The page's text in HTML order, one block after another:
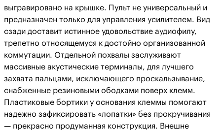
выгравировано на крышке. Пульт не универсальный и
предназначен только для управления усилителем. Вид
сзади доставит истинное удовольствие аудиофилу,
трепетно относящемуся к достойно организованной
коммутации. Отдельной похвалы заслуживают
массивные акустические терминалы, для лучшего
захвата пальцами, исключающего проскальзывание,
снабженные резиновыми ободками поверх клемм.
Пластиковые бортики у основания клеммы помогают
надежно зафиксировать «лопатки» без прокручивания
— прекрасно продуманная конструкция. Внешне